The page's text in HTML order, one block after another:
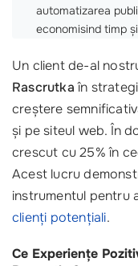
automatizarea
economisind timp
Un client de-al
Rascrutkaîn
creștere
și pe siteul web. În
crescut cu 25% în
Acest lucru
instrumentul pentru
clienți potențiali.
Ce Experiențe